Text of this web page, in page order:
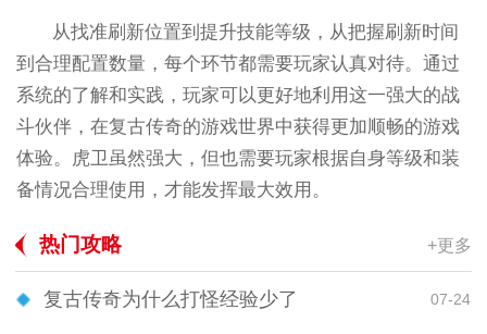
从找准刷新位置到提升技能等级，从把握刷新时间
到合理配置数量，每个环节都需要玩家认真对待。通过
系统的了解和实践，玩家可以更好地利用这一强大的战
斗伙伴，在复古传奇的游戏世界中获得更加顺畅的游戏
体验。虎卫虽然强大，但也需要玩家根据自身等级和装
备情况合理使用，才能发挥最大效用。
热门攻略 +更多
复古传奇为什么打怪经验少了 07-24